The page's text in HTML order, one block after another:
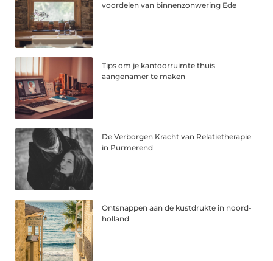
voordelen van binnenzonwering Ede
Tips om je kantoorruimte thuis
aangenamer te maken
De Verborgen Kracht van Relatietherapie
in Purmerend
Ontsnappen aan de kustdrukte in noord-
holland